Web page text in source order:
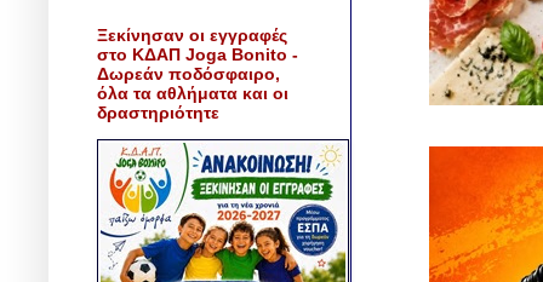
Ξεκίνησαν οι εγγραφές
στο ΚΔΑΠ Joga Bonito -
Δωρεάν ποδόσφαιρο,
όλα τα αθλήματα και οι
δραστηριότητε